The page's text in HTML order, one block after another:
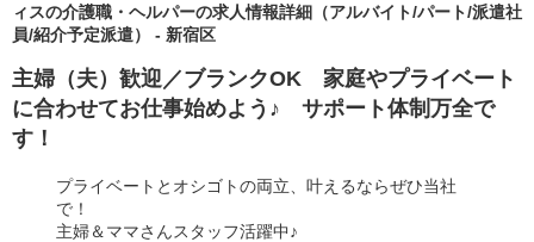
ィスの介護職・ヘルパーの求人情報詳細（アルバイト/パート/派遣社
員/紹介予定派遣） - 新宿区
主婦（夫）歓迎／ブランクOK 家庭やプライベート
に合わせてお仕事始めよう♪ サポート体制万全で
す！
プライベートとオシゴトの両立、叶えるならぜひ当社
で！
主婦＆ママさんスタッフ活躍中♪